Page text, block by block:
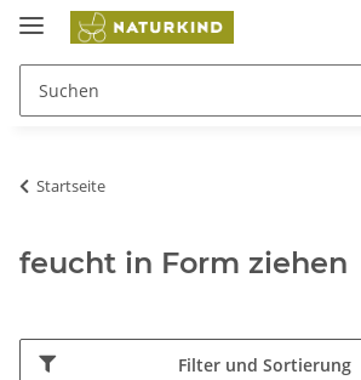
Startseite
feucht in Form ziehen
Filter und Sortierung